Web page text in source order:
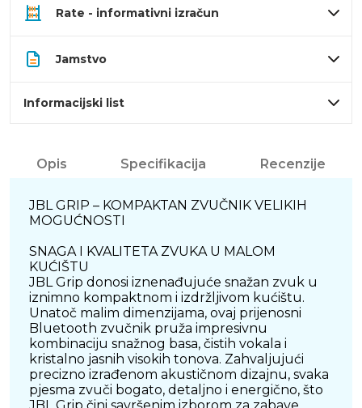
Rate - informativni izračun
Jamstvo
Informacijski list
Opis Specifikacija Recenzije
JBL GRIP – KOMPAKTAN ZVUČNIK VELIKIH
MOGUĆNOSTI
SNAGA I KVALITETA ZVUKA U MALOM
KUĆIŠTU
JBL Grip donosi iznenađujuće snažan zvuk u
iznimno kompaktnom i izdržljivom kućištu.
Unatoč malim dimenzijama, ovaj prijenosni
Bluetooth zvučnik pruža impresivnu
kombinaciju snažnog basa, čistih vokala i
kristalno jasnih visokih tonova. Zahvaljujući
precizno izrađenom akustičnom dizajnu, svaka
pjesma zvuči bogato, detaljno i energično, što